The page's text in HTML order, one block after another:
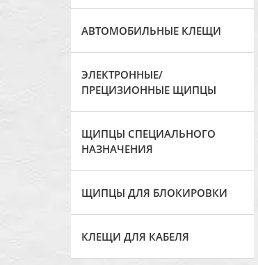
АВТОМОБИЛЬНЫЕ КЛЕЩИ
ЭЛЕКТРОННЫЕ/
ПРЕЦИЗИОННЫЕ ЩИПЦЫ
ЩИПЦЫ СПЕЦИАЛЬНОГО
НАЗНАЧЕНИЯ
ЩИПЦЫ ДЛЯ БЛОКИРОВКИ
КЛЕЩИ ДЛЯ КАБЕЛЯ